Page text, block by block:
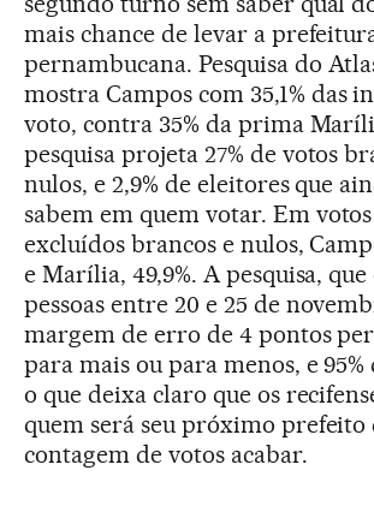
mais chance de levar a
pernambucana. Pesquisa do
mostra Campos com 35,1% das
voto, contra 35% da prima
pesquisa projeta 27% de votos
nulos, e 2,9% de eleitores que
sabem em quem votar. Em
excluídos brancos e nulos,
e Marília, 49,9%. A pesquisa, que
pessoas entre 20 e 25 de
margem de erro de 4 pontos
para mais ou para menos, e 95%
o que deixa claro que os
quem será seu próximo prefeito
contagem de votos acabar.